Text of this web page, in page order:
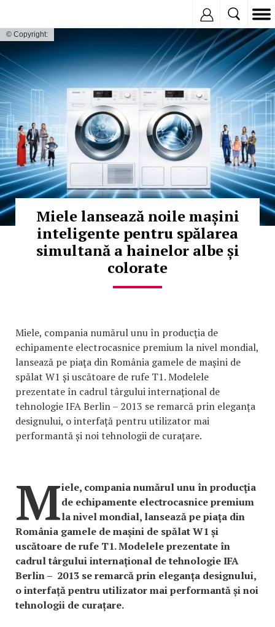
© Copyright:
Miele lansează noile mașini
inteligente pentru spălarea
simultană a hainelor albe și
colorate
Miele, compania numărul unu în producţia de
echipamente electrocasnice premium la nivel mondial,
lansează pe piaţa din România gamele de mașini de
spălat W1 și uscătoare de rufe T1. Modelele
prezentate în cadrul târgului internațional de
tehnologie IFA Berlin – 2013 se remarcă prin eleganța
designului, o interfață pentru utilizator mai
performantă și noi tehnologii de curațare.
Miele, compania numărul unu în producţia
de echipamente electrocasnice premium
la nivel mondial, lansează pe piaţa din
România gamele de mașini de spălat W1 și
uscătoare de rufe T1. Modelele prezentate în
cadrul târgului internațional de tehnologie IFA
Berlin – 2013 se remarcă prin eleganța designului,
o interfață pentru utilizator mai performantă și noi
tehnologii de curațare.